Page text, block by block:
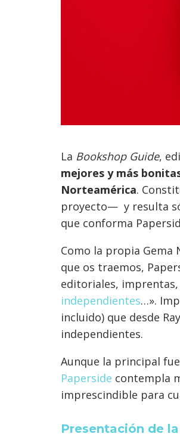
La Bookshop Guide,
mejores y más
Norteamérica.
proyecto— y resulta
que conforma
Como la propia Gema
que os traemos,
editoriales,
independientes…».
incluido) que desde
independientes.
Aunque la principal
Paperside contempla
imprescindible para
Presentación de